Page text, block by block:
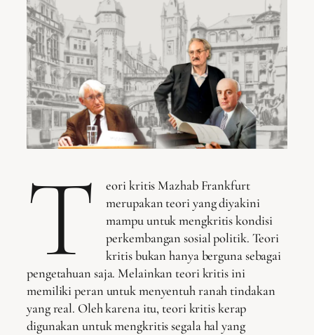
T
eori kritis Mazhab Frankfurt
merupakan teori yang diyakini
mampu untuk mengkritis kondisi
perkembangan sosial politik. Teori
kritis bukan hanya berguna sebagai
pengetahuan saja. Melainkan teori kritis ini
memiliki peran untuk menyentuh ranah tindakan
yang real. Oleh karena itu, teori kritis kerap
digunakan untuk mengkritis segala hal yang